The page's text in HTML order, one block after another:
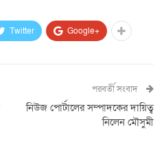
Twitter Google+
পরবর্তী সংবাদ
নিউজ পোর্টালের সম্পাদকের দায়িত্ব
নিলেন মৌসুমী